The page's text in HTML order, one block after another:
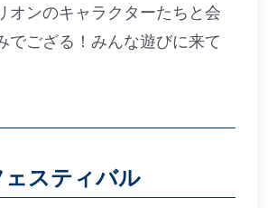
オンのキャラクターたちと会
でござる！みんな遊びに来て
スティバル